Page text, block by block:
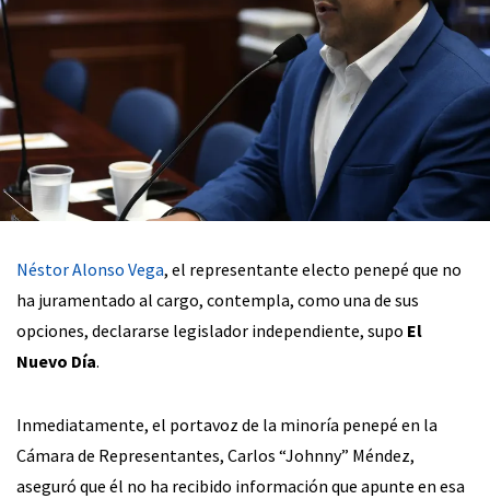
Néstor Alonso Vega, el representante electo penepé que no
ha juramentado al cargo, contempla, como una de sus
opciones, declararse legislador independiente, supo El
Nuevo Día.
Inmediatamente, el portavoz de la minoría penepé en la
Cámara de Representantes, Carlos “Johnny” Méndez,
aseguró que él no ha recibido información que apunte en esa